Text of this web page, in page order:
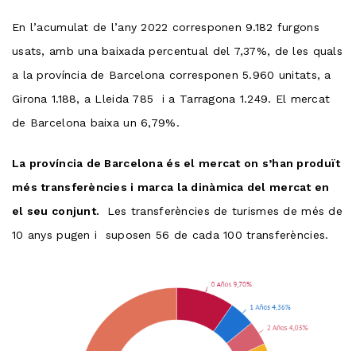
En l’acumulat de l’any 2022 corresponen 9.182 furgons
usats, amb una baixada percentual del 7,37%, de les quals
a la província de Barcelona corresponen 5.960 unitats, a
Girona 1.188, a Lleida 785 i a Tarragona 1.249. El mercat
de Barcelona baixa un 6,79%.
La província de Barcelona és el mercat on s’han produït
més transferències i marca la dinàmica del mercat en
el seu conjunt.
Les transferències de turismes de més de
10 anys pugen i suposen 56 de cada 100 transferències.